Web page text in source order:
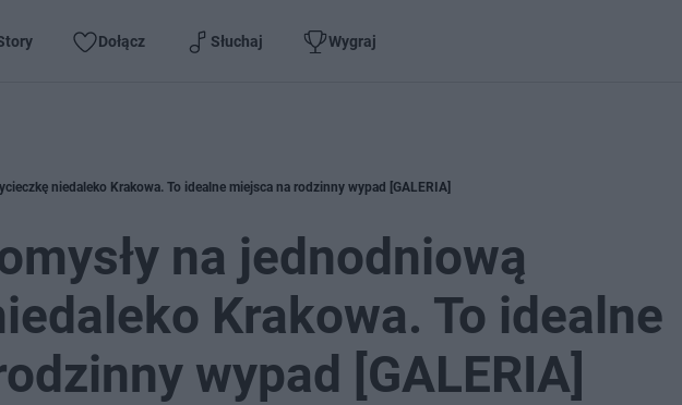
Dołącz Słuchaj Wygraj
niedaleko Krakowa. To idealne miejsca na rodzinny wypad [GALERIA]
na jednodniową
Krakowa. To idealne
wypad [GALERIA]